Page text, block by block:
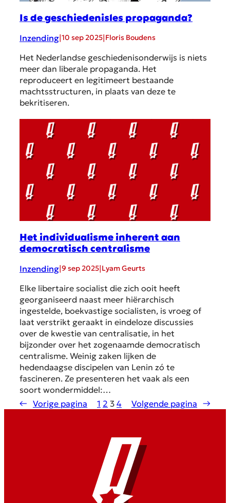
Is de geschiedenisles propaganda?
Inzending|10 sep 2025|Floris Boudens
Het Nederlandse geschiedenisonderwijs is niets
meer dan liberale propaganda. Het
reproduceert en legitimeert bestaande
machtsstructuren, in plaats van deze te
bekritiseren.
Het individualisme inherent aan
democratisch centralisme
Inzending|9 sep 2025|Lyam Geurts
Elke libertaire socialist die zich ooit heeft
georganiseerd naast meer hiërarchisch
ingestelde, boekvastige socialisten, is vroeg of
laat verstrikt geraakt in eindeloze discussies
over de kwestie van centralisatie, in het
bijzonder over het zogenaamde democratisch
centralisme. Weinig zaken lijken de
hedendaagse discipelen van Lenin zó te
fascineren. Ze presenteren het vaak als een
soort wondermiddel:…
← Vorige pagina 1 2 3 4 Volgende pagina →